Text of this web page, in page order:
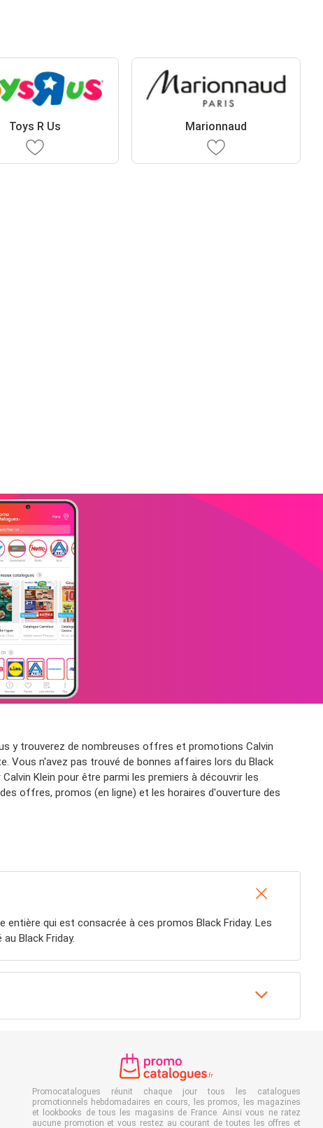
Toys R Us Marionnaud
y trouverez de nombreuses offres et promotions Calvin
Vous n'avez pas trouvé de bonnes affaires lors du Black
Klein pour être parmi les premiers à découvrir les
offres, promos (en ligne) et les horaires d'ouverture des
qui est consacrée à ces promos Black Friday. Les
Black Friday.
Promocatalogues réunit chaque jour tous les catalogues
promotionnels hebdomadaires en cours, les promos, les magazines
et lookbooks de tous les magasins de France. Ainsi vous ne ratez
aucune promotion et vous restez au courant de toutes les offres et